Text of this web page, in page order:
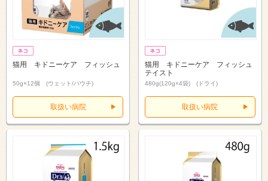
猫用 キドニーケア フィッシュ
50g×12個 (ウェット/パウチ)
取扱い病院
猫用 キドニーケア フィッシュ
テイスト
480g(120g×4袋) (ドライ)
取扱い病院